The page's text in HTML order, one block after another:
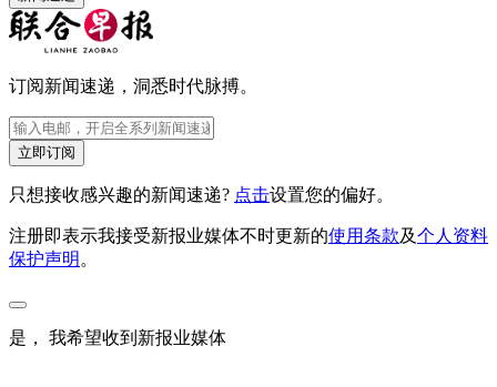
订阅新闻速递，洞悉时代脉搏。
立即订阅
只想接收感兴趣的新闻速递? 点击设置您的偏好。
注册即表示我接受新报业媒体不时更新的使用条款及个人资料
保护声明 。
是， 我希望收到新报业媒体